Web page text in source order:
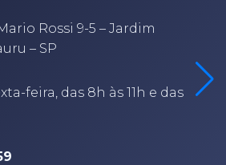
Rossi 9-5 – Jardim
– SP
feira, das 8h às 11h e das